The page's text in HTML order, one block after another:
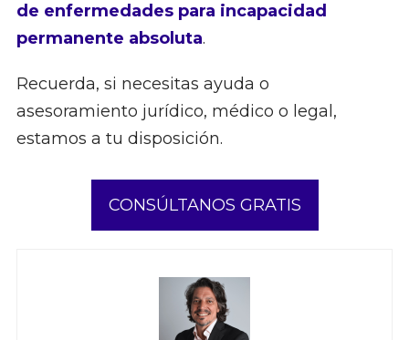
de enfermedades para incapacidad
permanente absoluta.
Recuerda, si necesitas ayuda o
asesoramiento jurídico, médico o legal,
estamos a tu disposición.
CONSÚLTANOS GRATIS